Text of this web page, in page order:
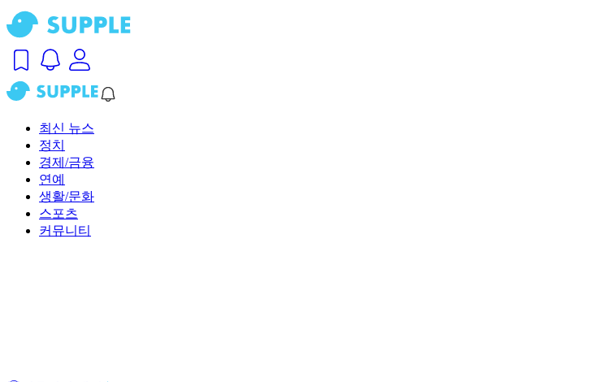
최신 뉴스
정치
경제/금융
연예
생활/문화
스포츠
커뮤니티